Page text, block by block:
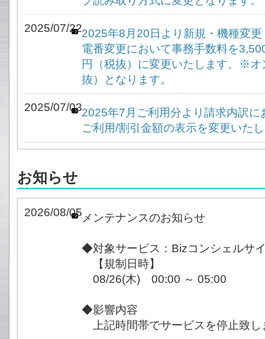
2025/07/222025年8月20日より新規・機種変
電番変更において事務手数料を
円（税抜）に変更いたします。※
抜）となります。
2025/07/032025年7月ご利用分より請求内訳に
ご利用/割引金額の表示を変更いた
お知らせ
2026/08/05メンテナンスのお知らせ
◆対象サービス：Bizコンシェルサ
【規制日時】
08/26(木) 00:00 ～ 05:00
◆影響内容
上記時間帯でサービスを停止致し